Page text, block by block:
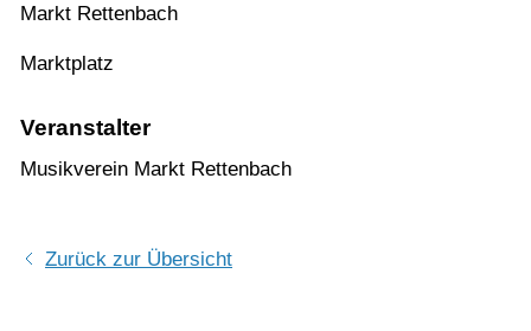
Markt Rettenbach
Marktplatz
Veranstalter
Musikverein Markt Rettenbach
Zurück zur Übersicht